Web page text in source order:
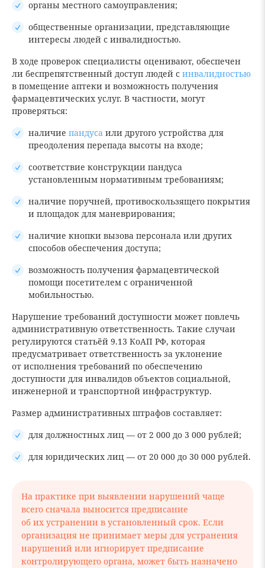
органы местного самоуправления;
общественные организации, представляющие
интересы людей с инвалидностью.
В ходе проверок специалисты оценивают, обеспечен
ли беспрепятственный доступ людей с инвалидностью
в помещение аптеки и возможность получения
фармацевтических услуг. В частности, могут
проверяться:
наличие пандуса или другого устройства для
преодоления перепада высоты на входе;
соответствие конструкции пандуса
установленным нормативным требованиям;
наличие поручней, противоскользящего покрытия
и площадок для маневрирования;
наличие кнопки вызова персонала или других
способов обеспечения доступа;
возможность получения фармацевтической
помощи посетителем с ограниченной
мобильностью.
Нарушение требований доступности может повлечь
административную ответственность. Такие случаи
регулируются статьёй 9.13 КоАП РФ, которая
предусматривает ответственность за уклонение
от исполнения требований по обеспечению
доступности для инвалидов объектов социальной,
инженерной и транспортной инфраструктур.
Размер административных штрафов составляет:
для должностных лиц — от 2 000 до 3 000 рублей;
для юридических лиц — от 20 000 до 30 000 рублей.
На практике при выявлении нарушений чаще
всего сначала выносится предписание
об их устранении в установленный срок. Если
организация не принимает меры для устранения
нарушений или игнорирует предписание
контролирующего органа, может быть назначено